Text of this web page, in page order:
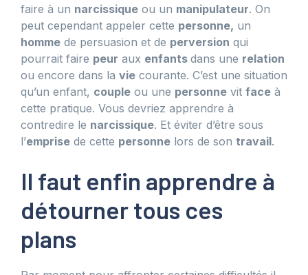
faire à un narcissique ou un manipulateur. On
peut cependant appeler cette personne, un
homme de persuasion et de perversion qui
pourrait faire peur aux enfants dans une relation
ou encore dans la vie courante. C’est une situation
qu’un enfant, couple ou une personne vit face à
cette pratique. Vous devriez apprendre à
contredire le narcissique. Et éviter d’être sous
l’emprise de cette personne lors de son travail.
Il faut enfin apprendre à
détourner tous ces
plans